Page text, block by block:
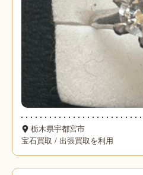
栃木県宇都宮市
宝石買取 / 出張買取を利用